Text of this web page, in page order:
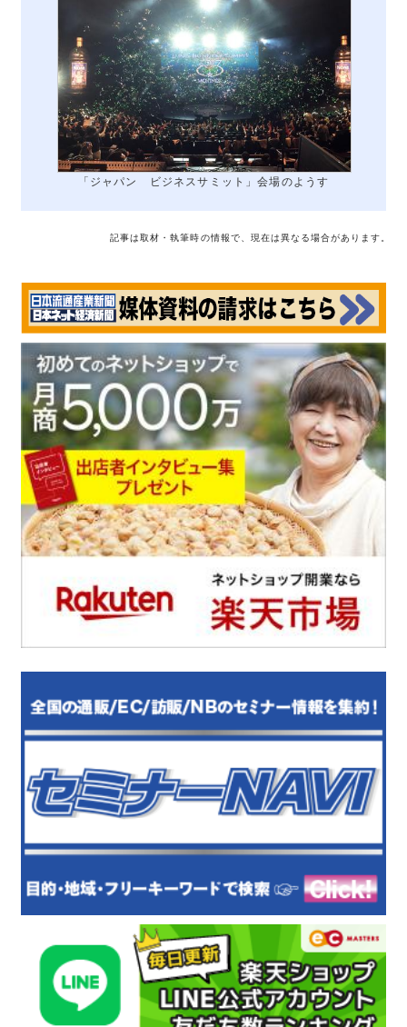
「ジャパン ビジネスサミット」会場のようす
記事は取材・執筆時の情報で、現在は異なる場合があります。